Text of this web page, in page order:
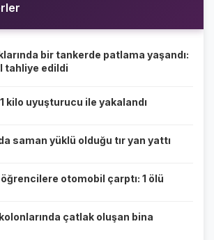
bir tankerde patlama yaşandı:
tahliye edildi
kilo uyuşturucu ile yakalandı
saman yüklü olduğu tır yan yattı
otomobil çarptı: 1 ölü
çatlak oluşan bina